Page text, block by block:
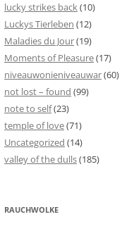
lucky strikes back(10)
Luckys Tierleben (12)
Maladies du Jour(19)
Moments of Pleasure(17)
niveauwonieniveauwar(60)
not lost – found (99)
note to self(23)
temple of love(71)
Uncategorized (14)
valley of the dulls(185)
RAUCHWOLKE